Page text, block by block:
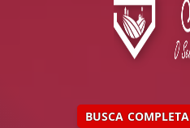
BUSCA COMPLETA